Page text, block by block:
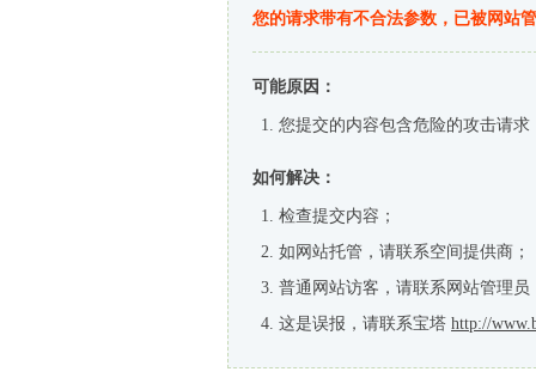
您的请求带有不合法参数，已被网站
可能原因：
您提交的内容包含危险的攻击请求
如何解决：
检查提交内容；
如网站托管，请联系空间提供商；
普通网站访客，请联系网站管理员
这是误报，请联系宝塔 http://